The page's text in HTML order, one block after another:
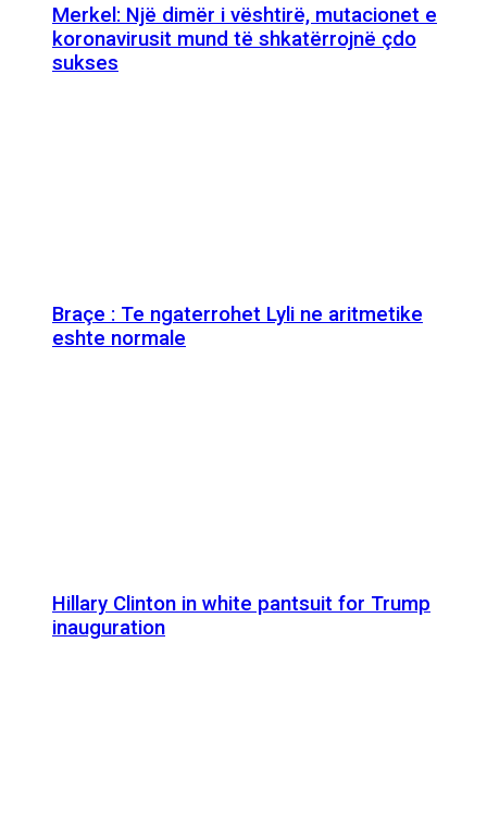
Merkel: Një dimër i vështirë, mutacionet e
koronavirusit mund të shkatërrojnë çdo
sukses
Braçe : Te ngaterrohet Lyli ne aritmetike
eshte normale
Hillary Clinton in white pantsuit for Trump
inauguration